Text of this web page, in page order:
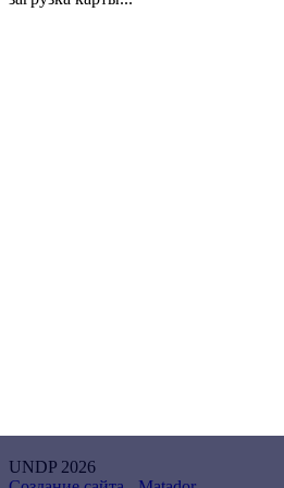
UNDP 2026